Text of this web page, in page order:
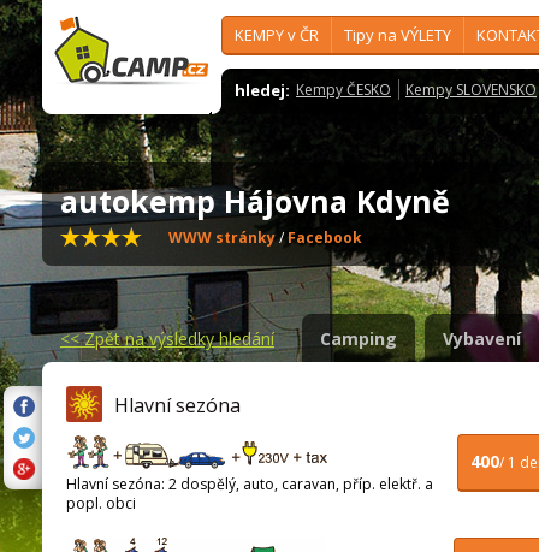
KEMPY v ČR Tipy na VÝLETY
hledej: Kempy ČESKO Kempy SLOVENSKO
autokemp Hájovna Kdyně
WWW stránky/Facebook
<<Zpět na výsledky hledání Camping Vybavení
Hlavní sezóna
400/ 1
Hlavní sezóna: 2 dospělý, auto, caravan, příp. elektř. a
popl. obci